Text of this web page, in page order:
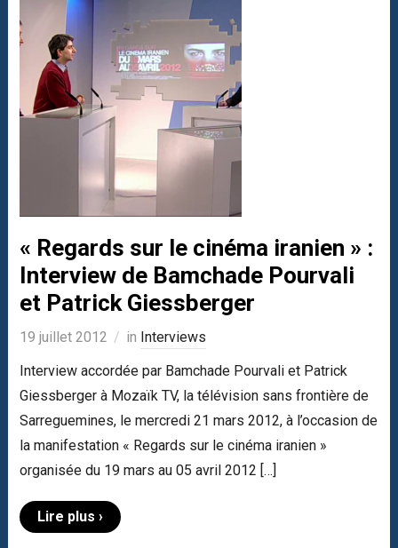
« Regards sur le cinéma iranien » :
Interview de Bamchade Pourvali
et Patrick Giessberger
19 juillet 2012 in Interviews
Interview accordée par Bamchade Pourvali et Patrick
Giessberger à Mozaïk TV, la télévision sans frontière de
Sarreguemines, le mercredi 21 mars 2012, à l’occasion de
la manifestation « Regards sur le cinéma iranien »
organisée du 19 mars au 05 avril 2012 […]
Lire plus ›